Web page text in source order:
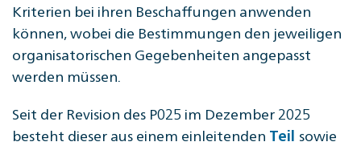
Kriterien bei ihren Beschaffungen anwenden
können, wobei die Bestimmungen den jeweiligen
organisatorischen Gegebenheiten angepasst
werden müssen.
Seit der Revision des P025 im Dezember 2025
besteht dieser aus einem einleitenden Teil sowie